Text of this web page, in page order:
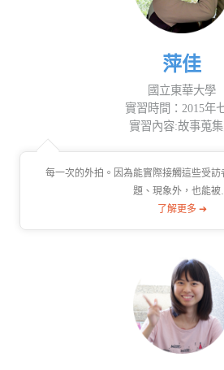
萍佳
國立東華大學
實習時間：2015年
實習內容:故事蒐
每一次的外拍。因為能實際接觸這些受
題、現象外，也能
了解更多 ➔